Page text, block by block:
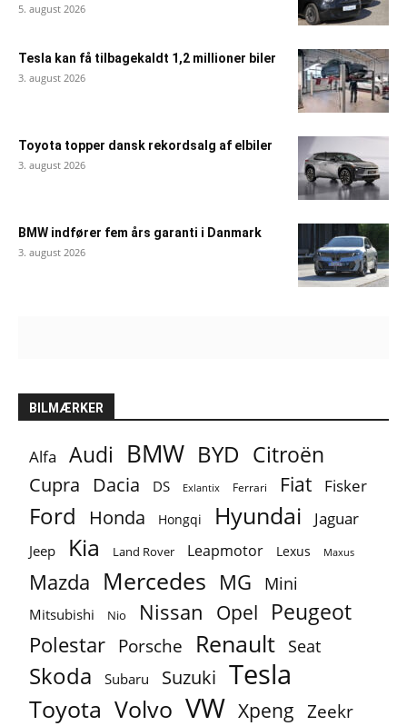
5. august 2026
Tesla kan få tilbagekaldt 1,2 millioner biler
3. august 2026
Toyota topper dansk rekordsalg af elbiler
3. august 2026
BMW indfører fem års garanti i Danmark
3. august 2026
BILMÆRKER
Alfa Audi BMW BYD Citroën
Cupra Dacia DS Exlantix Ferrari Fiat Fisker
Ford Honda Hongqi Hyundai Jaguar
Jeep Kia Land Rover Leapmotor Lexus Maxus
Mazda Mercedes MG Mini
Mitsubishi Nio Nissan Opel Peugeot
Polestar Porsche Renault Seat
Skoda Subaru Suzuki Tesla
Toyota Volvo VW Xpeng Zeekr